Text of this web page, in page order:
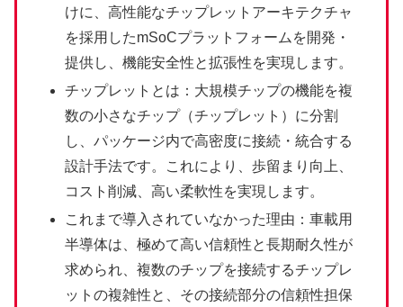
けに、高性能なチップレットアーキテクチャ
を採用したmSoCプラットフォームを開発・
提供し、機能安全性と拡張性を実現します。
チップレットとは：大規模チップの機能を複
数の小さなチップ（チップレット）に分割
し、パッケージ内で高密度に接続・統合する
設計手法です。これにより、歩留まり向上、
コスト削減、高い柔軟性を実現します。
これまで導入されていなかった理由：車載用
半導体は、極めて高い信頼性と長期耐久性が
求められ、複数のチップを接続するチップレ
ットの複雑性と、その接続部分の信頼性担保